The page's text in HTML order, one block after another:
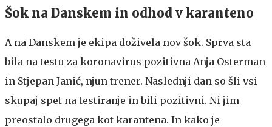
Šok na Danskem in odhod v karanteno
A na Danskem je ekipa doživela nov šok. Sprva sta
bila na testu za koronavirus pozitivna Anja Osterman
in Stjepan Janić, njun trener. Naslednji dan so šli vsi
skupaj spet na testiranje in bili pozitivni. Ni jim
preostalo drugega kot karantena. In kako je